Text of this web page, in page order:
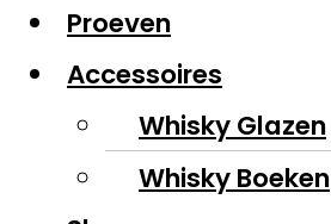
Proeven
Accessoires
Whisky Glazen
Whisky Boeken